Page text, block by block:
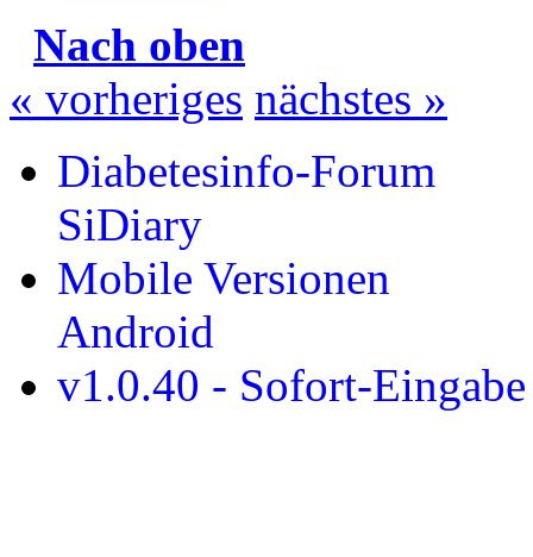
Nach oben
« vorheriges nächstes »
Diabetesinfo-Forum
SiDiary
Mobile Versionen
Android
v1.0.40 - Sofort-